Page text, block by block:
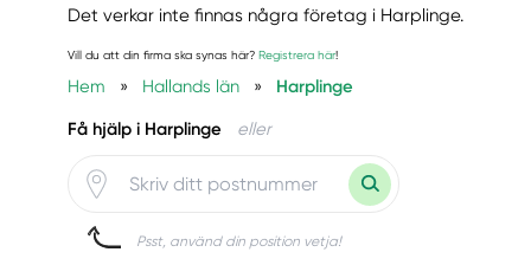
Det verkar inte finnas några företag i Harplinge.
Vill du att din firma ska synas här? Registrera här!
Hem » Hallands län » Harplinge
Få hjälp i Harplinge eller
Psst, använd din position vetja!